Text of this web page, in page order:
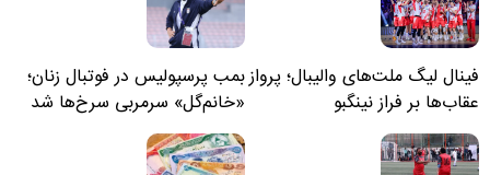
فینال لیگ ملت‌های والیبال؛ پرواز
عقاب‌ها بر فراز نینگبو
بمب پرسپولیس در فوتبال زنان؛
«خانم‌گل» سرمربی سرخ‌ها شد